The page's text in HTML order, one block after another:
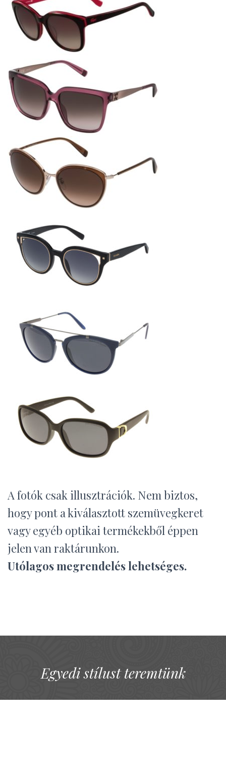
A fotók csak illusztrációk. Nem biztos,
hogy pont a kiválasztott szemüvegkeret
vagy egyéb optikai termékekből éppen
jelen van raktárunkon.
Utólagos megrendelés lehetséges.
Egyedi stílust teremtünk